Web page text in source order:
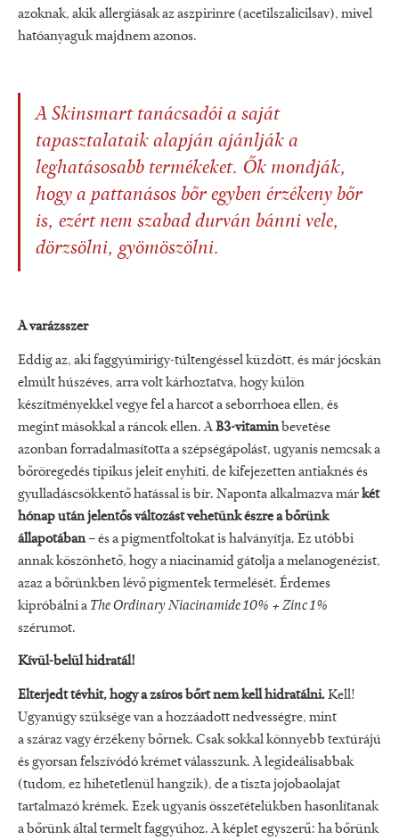
azoknak, akik allergiásak az aszpirinre (acetilszalicilsav), mivel
hatóanyaguk majdnem azonos.
A Skinsmart tanácsadói a saját
tapasztalataik alapján ajánlják a
leghatásosabb termékeket. Ők mondják,
hogy a pattanásos bőr egyben érzékeny bőr
is, ezért nem szabad durván bánni vele,
dörzsölni, gyömöszölni.
A varázsszer
Eddig az, aki faggyúmirigy-túltengéssel küzdött, és már jócskán
elmúlt húszéves, arra volt kárhoztatva, hogy külön
készítményekkel vegye fel a harcot a seborrhoea ellen, és
megint másokkal a ráncok ellen. AB3-vitaminbevetése
azonban forradalmasította a szépségápolást, ugyanis nemcsak a
bőröregedés tipikus jeleit enyhíti, de kifejezetten antiaknés és
gyulladáscsökkentő hatással is bír. Naponta alkalmazva márkét
hónap után jelentős változást vehetünk észre a bőrünk
állapotában– és a pigmentfoltokat is halványítja. Ez utóbbi
annak köszönhető, hogy a niacinamid gátolja a melanogenézist,
azaz a bőrünkben lévő pigmentek termelését. Érdemes
kipróbálni a The Ordinary Niacinamide 10% + Zinc 1%
szérumot.
Kívül-belül hidratál!
Elterjedt tévhit, hogy a zsíros bőrt nem kell hidratálni.Kell!
Ugyanúgy szüksége van a hozzáadott nedvességre, mint
a száraz vagy érzékeny bőrnek. Csak sokkal könnyebb textúrájú
és gyorsan felszívódó krémet válasszunk. A legideálisabbak
(tudom, ez hihetetlenül hangzik), de a tiszta jojobaolajat
tartalmazó krémek. Ezek ugyanis összetételükben hasonlítanak
a bőrünk által termelt faggyúhoz. A képlet egyszerű: ha bőrünk